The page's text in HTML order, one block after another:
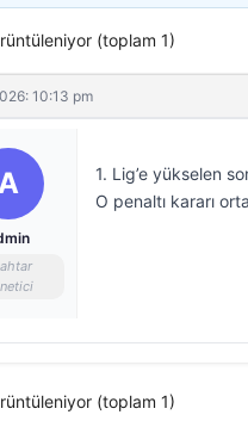
(toplam 1)
10:13 pm
1. Lig’e yükselen
O penaltı kararı
(toplam 1)